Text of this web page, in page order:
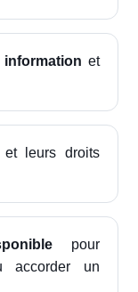
et
leurs droits
pour
accorder un